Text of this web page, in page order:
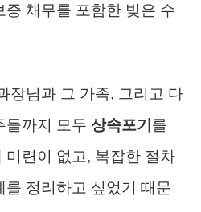
증 채무를 포함한 빚은 수
장님과 그 가족, 그리고 다
들까지 모두 상속포기 를
미련이 없고, 복잡한 절차
를 정리하고 싶었기 때문